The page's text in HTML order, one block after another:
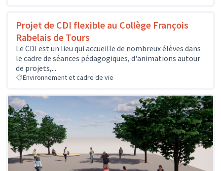
Projet de CDI flexible au Collège François
Rabelais de Tours
Le CDI est un lieu qui accueille de nombreux élèves dans
le cadre de séances pédagogiques, d'animations autour
de projets,...
Environnement et cadre de vie